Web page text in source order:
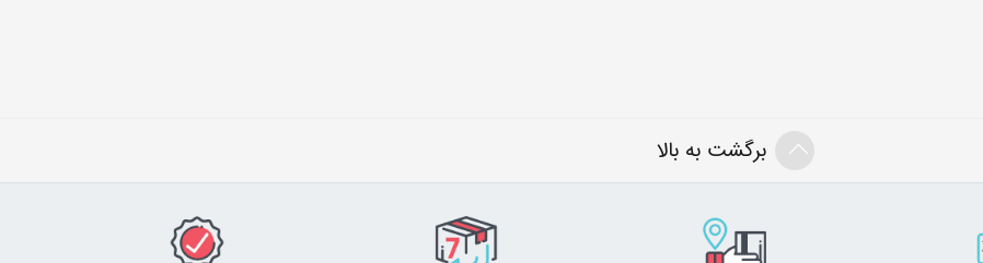
برگشت به بالا